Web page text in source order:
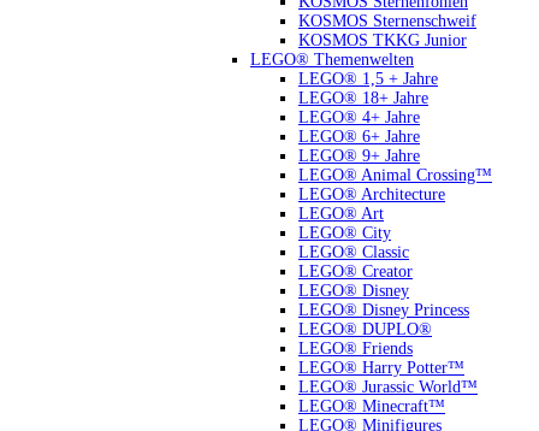
KOSMOS Sternenschweif
KOSMOS TKKG Junior
LEGO® Themenwelten
LEGO® 1,5 + Jahre
LEGO® 18+ Jahre
LEGO® 4+ Jahre
LEGO® 6+ Jahre
LEGO® 9+ Jahre
LEGO® Animal Crossing™
LEGO® Architecture
LEGO® Art
LEGO® City
LEGO® Classic
LEGO® Creator
LEGO® Disney
LEGO® Disney Princess
LEGO® DUPLO®
LEGO® Friends
LEGO® Harry Potter™
LEGO® Jurassic World™
LEGO® Minecraft™
LEGO® Minifigures